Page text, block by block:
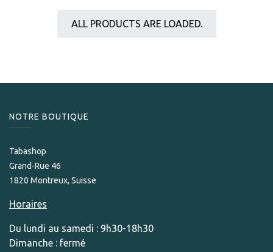
ALL PRODUCTS ARE LOADED.
NOTRE BOUTIQUE
Tabashop
Grand-Rue 46
1820 Montreux, Suisse
Horaires
Du lundi au samedi : 9h30-18h30
Dimanche : fermé